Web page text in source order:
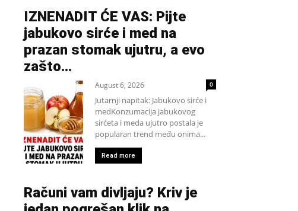
IZNENADIT ĆE VAS: Pijte
jabukovo sirće i med na
prazan stomak ujutru, a evo
zašto…
August 6, 2026 0
Jutarnji napitak: Jabukovo sirće i
medKonzumacija jabukovog
sirćeta i meda ujutro postala je
popularan trend među onima...
Read more
Računi vam divljaju? Kriv je